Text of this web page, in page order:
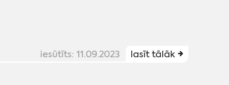
iesūtīts: 11.09.2023 lasīt tālāk